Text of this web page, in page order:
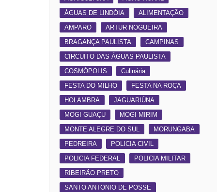
ÁGUAS DE LINDÓIA
ALIMENTAÇÃO
AMPARO
ARTUR NOGUEIRA
BRAGANÇA PAULISTA
CAMPINAS
CIRCUITO DAS ÁGUAS PAULISTA
COSMÓPOLIS
Culinária
FESTA DO MILHO
FESTA NA ROÇA
HOLAMBRA
JAGUARIÚNA
MOGI GUAÇU
MOGI MIRIM
MONTE ALEGRE DO SUL
MORUNGABA
PEDREIRA
POLICIA CIVIL
POLICIA FEDERAL
POLICIA MILITAR
RIBEIRÃO PRETO
SANTO ANTONIO DE POSSE